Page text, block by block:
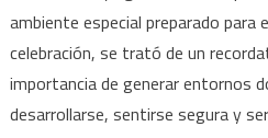
ambiente especial preparado para
celebración, se trató de un
importancia de generar entornos
desarrollarse, sentirse segura y